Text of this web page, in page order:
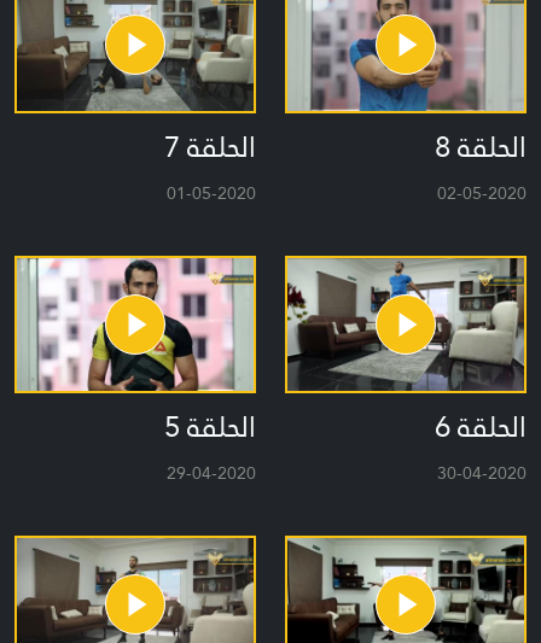
الحلقة 8
02-05-2020
الحلقة 7
01-05-2020
الحلقة 6
30-04-2020
الحلقة 5
29-04-2020